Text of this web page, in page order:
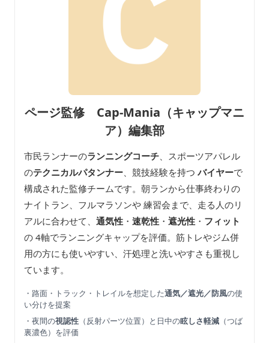
ページ監修 Cap-Mania（キャップマニ
ア）編集部
市民ランナーのランニングコーチ 、スポーツアパレル
のテクニカルパタンナー 、競技経験を持つ バイヤーで
構成された監修チームです。朝ランから仕事終わりの
ナイトラン、フルマラソンや 練習会まで、走る人のリ
アルに合わせて、 通気性 ・ 速乾性 ・ 遮光性 ・ フィット
の 4軸でランニングキャップを評価。筋トレやジム併
用の方にも使いやすい、汗処理と洗いやすさも重視し
ています。
・路面・トラック・トレイルを想定した通気／遮光／防風の使
い分けを提案
・夜間の視認性 （反射パーツ位置）と日中の眩しさ軽減 （つば
裏濃色）を評価